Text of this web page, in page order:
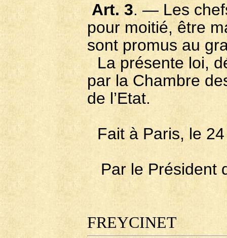
Art. 3. — Les
pour moitié, être
sont promus au
La présente loi,
par la Chambre
de l’Etat.
Fait à Paris, le
Par le Président
FREYCINET